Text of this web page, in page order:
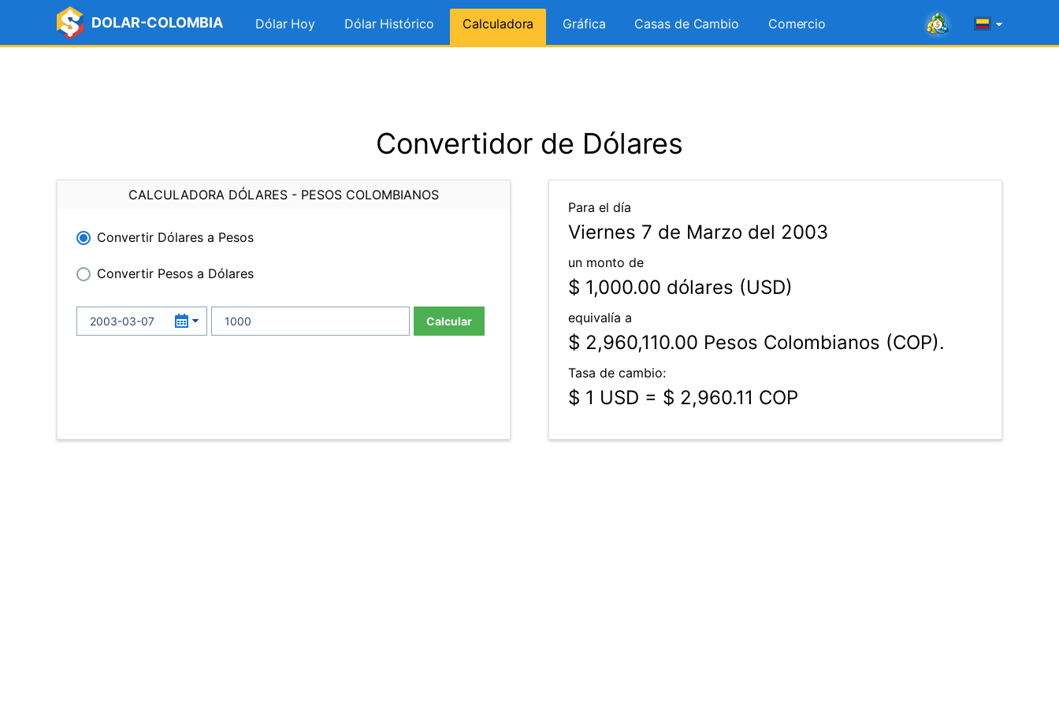
DOLAR-COLOMBIA Dólar Hoy Dólar Histórico Calculadora Gráfica Casas de Cambio Comercio
Convertidor de Dólares
CALCULADORA DÓLARES - PESOS COLOMBIANOS
Convertir Dólares a Pesos
Convertir Pesos a Dólares
Calcular
Para el día
Viernes 7 de Marzo del 2003
un monto de
$ 1,000.00 dólares (USD)
equivalía a
$ 2,960,110.00 Pesos Colombianos (COP).
Tasa de cambio:
$ 1 USD = $ 2,960.11 COP